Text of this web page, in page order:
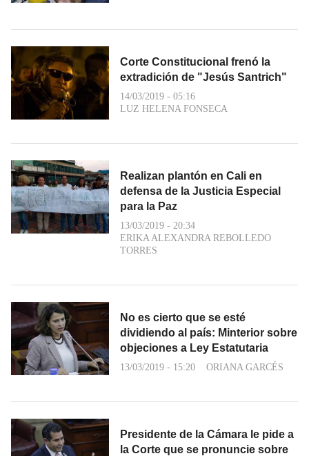
Corte Constitucional frenó la
extradición de "Jesús Santrich"
14/03/2019 - 05:16
LUZ HELENA FONSECA
Realizan plantón en Cali en
defensa de la Justicia Especial
para la Paz
13/03/2019 - 20:34
ERIKA ALEXANDRA REBOLLEDO
TORRES
No es cierto que se esté
dividiendo al país: Minterior sobre
objeciones a Ley Estatutaria
13/03/2019 - 15:20 ORIANA GARCÉS
Presidente de la Cámara le pide a
la Corte que se pronuncie sobre